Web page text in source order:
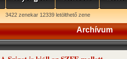
3422 zenekar 12339 letölthető zene
Archívum